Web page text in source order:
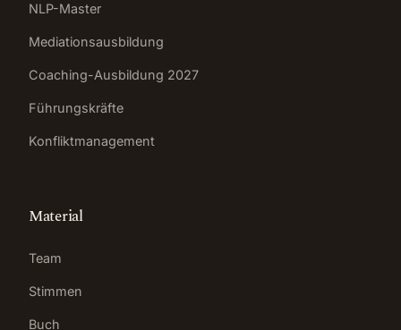
NLP-Master
Mediationsausbildung
Coaching-Ausbildung 2027
Führungskräfte
Konfliktmanagement
Material
Team
Stimmen
Buch